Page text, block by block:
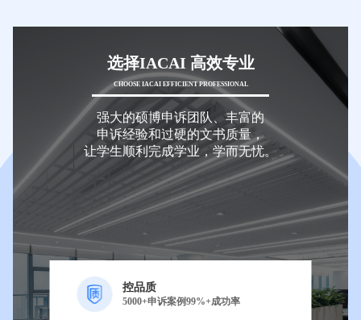
选择IACAI 高效专业
CHOOSE IACAI EFFICIENT PROFESSIONAL
强大的硕博申诉团队、丰富的
申诉经验和过硬的文书质量，
让学生顺利完成学业，学而无忧。
控品质
5000+申诉案例99%+成功率